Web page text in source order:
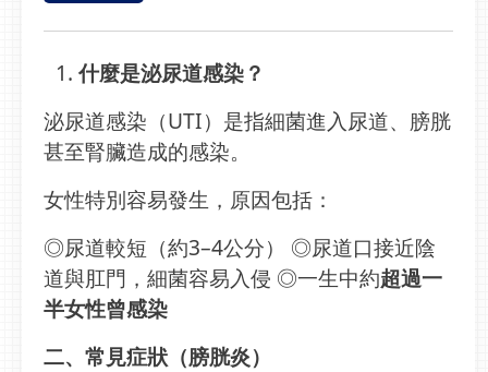
什麼是泌尿道感染？
泌尿道感染（UTI）是指細菌進入尿道、膀胱
甚至腎臟造成的感染。
女性特別容易發生，原因包括：
◎尿道較短（約3–4公分） ◎尿道口接近陰
道與肛門，細菌容易入侵 ◎一生中約超過一
半女性曾感染
二、常見症狀（膀胱炎）